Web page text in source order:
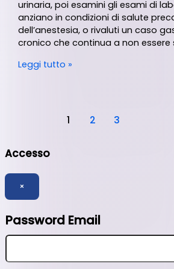
urinaria, poi esamini gli esami di
anziano in condizioni di salute
dell’anestesia, o rivaluti un caso
cronico che continua a non essere
Leggi tutto »
1 2 3
Accesso
×
Password Email